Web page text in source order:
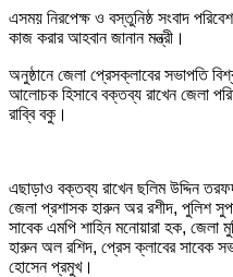
এসময় নিরপেক্ষ ও বস্তুনিষ্ঠ সংবাদ
কাজ করার আহবান জানান মন্ত্রী।
অনুষ্ঠানে জেলা প্রেসক্লাবের সভাপতি
আলোচক হিসাবে বক্তব্য রাখেন জেলা
রাব্বি বকু।
এছাড়াও বক্তব্য রাখেন ছলিম উদ্দিন
জেলা প্রশাসক হারুন অর রশীদ, পুলিশ
সাবেক এমপি শাহিন মনোয়ারা হক, জেলা
হারুন অল রশিদ, প্রেস ক্লাবের সাবেক
হোসেন প্রমুখ।